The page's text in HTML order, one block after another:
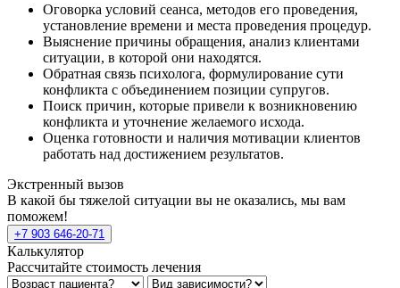
Оговорка условий сеанса, методов его проведения,
установление времени и места проведения процедур.
Выяснение причины обращения, анализ клиентами
ситуации, в которой они находятся.
Обратная связь психолога, формулирование сути
конфликта с объединением позиции супругов.
Поиск причин, которые привели к возникновению
конфликта и уточнение желаемого исхода.
Оценка готовности и наличия мотивации клиентов
работать над достижением результатов.
Экстренный вызов
В какой бы тяжелой ситуации вы не оказались, мы вам
поможем!
+7 903 646-20-71
Калькулятор
Рассчитайте стоимость лечения